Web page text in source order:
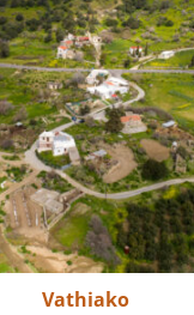
Vathiako